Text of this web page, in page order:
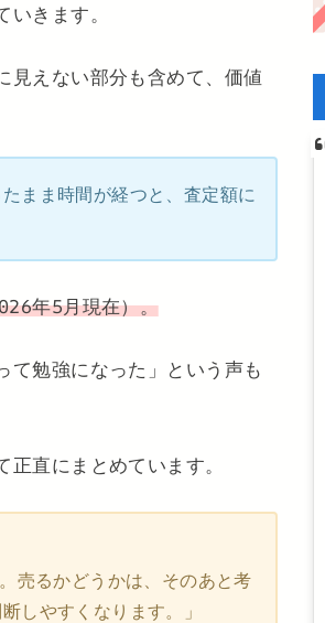
きます。
えない部分も含めて、価値
まま時間が経つと、査定額に
年5月現在）。
て勉強になった」という声も
直にまとめています。
売るかどうかは、そのあと考
しやすくなります。」